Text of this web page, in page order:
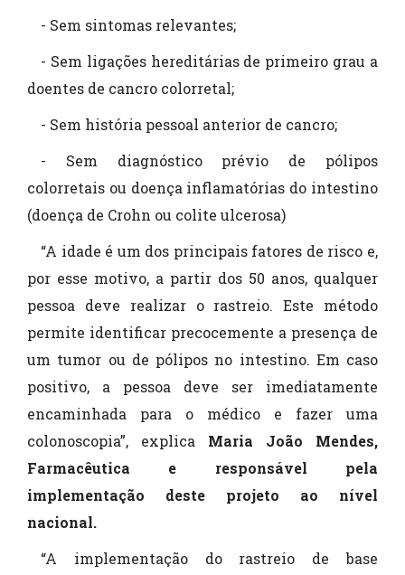
- Sem sintomas relevantes;
- Sem ligações hereditárias de primeiro grau a
doentes de cancro colorretal;
- Sem história pessoal anterior de cancro;
- Sem diagnóstico prévio de pólipos
colorretais ou doença inflamatórias do intestino
(doença de Crohn ou colite ulcerosa)
“A idade é um dos principais fatores de risco e,
por esse motivo, a partir dos 50 anos, qualquer
pessoa deve realizar o rastreio. Este método
permite identificar precocemente a presença de
um tumor ou de pólipos no intestino. Em caso
positivo, a pessoa deve ser imediatamente
encaminhada para o médico e fazer uma
colonoscopia”, explica Maria João Mendes,
Farmacêutica e responsável pela
implementação deste projeto ao nível
nacional.
“A implementação do rastreio de base